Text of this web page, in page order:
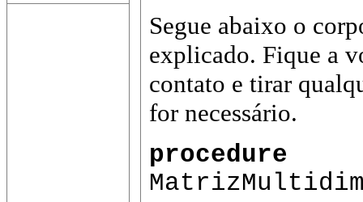
Segue abaixo o
explicado. Fique a
contato e tirar
for necessário.
procedure